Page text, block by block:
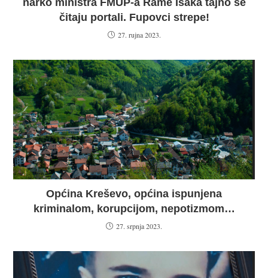
čitaju portali. Fupovci strepe!
27. rujna 2023.
Općina Kreševo, općina ispunjena
kriminalom, korupcijom, nepotizmom…
27. srpnja 2023.